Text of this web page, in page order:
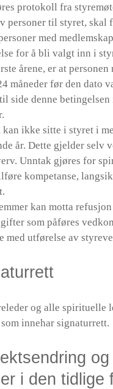
protokoll fra
personer til styret, skal
med
for å bli valgt inn i
årene, er at
måneder før den dato
side denne
kan ikke sitte i styret i
år. Dette gjelder selv
Unntak gjøres for
kompetanse,
kan motta
som påføres
med utførelse av
og alle spirituelle
innehar signaturrett.
og
i den tidlige